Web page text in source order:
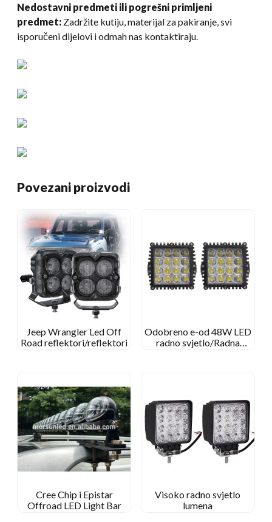
Nedostavni predmeti ili pogrešni primljeni
predmet: Zadržite kutiju, materijal za pakiranje, svi
isporučeni dijelovi i odmah nas kontaktiraju.
Povezani proizvodi
Jeep Wrangler Led Off
Road reflektori/reflektori
Odobreno e-od 48W LED
radno svjetlo/Radna
Cree Chip i Epistar
Offroad LED Light Bar
Visoko radno svjetlo
lumena